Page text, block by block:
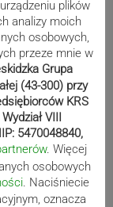
plików
analizy moich
osobowych,
przeze mnie w
Grupa
(43-300) przy
KRS
VIII
5470048840,
. Więcej
osobowych
. Naciśniecie
oznacza